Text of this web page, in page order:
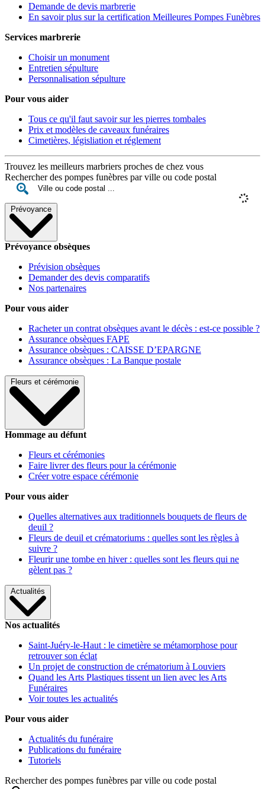
Demande de devis marbrerie
En savoir plus sur la certification Meilleures Pompes Funèbres
Services marbrerie
Choisir un monument
Entretien sépulture
Personnalisation sépulture
Pour vous aider
Tous ce qu'il faut savoir sur les pierres tombales
Prix et modèles de caveaux funéraires
Cimetières, législiation et réglement
Trouvez les meilleurs marbriers proches de chez vous
Rechercher des pompes funèbres par ville ou code postal
Prévoyance
Prévoyance obsèques
Prévision obsèques
Demander des devis comparatifs
Nos partenaires
Pour vous aider
Racheter un contrat obsèques avant le décès : est-ce possible ?
Assurance obsèques FAPE
Assurance obsèques : CAISSE D’EPARGNE
Assurance obsèques : La Banque postale
Fleurs et cérémonie
Hommage au défunt
Fleurs et cérémonies
Faire livrer des fleurs pour la cérémonie
Créer votre espace cérémonie
Pour vous aider
Quelles alternatives aux traditionnels bouquets de fleurs de
deuil ?
Fleurs de deuil et crématoriums : quelles sont les règles à
suivre ?
Fleurir une tombe en hiver : quelles sont les fleurs qui ne
gèlent pas ?
Actualités
Nos actualités
Saint-Juéry-le-Haut : le cimetière se métamorphose pour
retrouver son éclat
Un projet de construction de crématorium à Louviers
Quand les Arts Plastiques tissent un lien avec les Arts
Funéraires
Voir toutes les actualités
Pour vous aider
Actualités du funéraire
Publications du funéraire
Tutoriels
Rechercher des pompes funèbres par ville ou code postal